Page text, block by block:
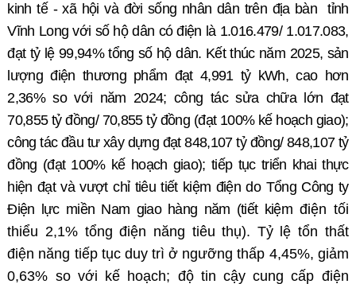
kinh tế - xã hội và đời sống nhân dân trên địa bàn
tỉnh
Vĩnh Long với số hộ dân có điện là 1.016.479/ 1.017.083,
đạt tỷ lệ 99,94% tổng số hộ dân. Kết thúc năm 2025, sản
lượng điện thương phẩm đạt 4,991 tỷ kWh, cao hơn
2,36% so với năm 2024; công tác sửa chữa lớn đạt
70,855 tỷ đồng/ 70,855 tỷ đồng (đạt 100% kế hoạch giao);
công tác đầu tư xây dựng đạt 848,107 tỷ đồng/ 848,107 tỷ
đồng (đạt 100% kế hoạch giao); tiếp tục triển khai thực
hiện đạt và vượt chỉ tiêu tiết kiệm điện do Tổng Công ty
Điện lực miền Nam giao hàng năm (tiết kiệm điện tối
thiểu 2,1% tổng điện năng tiêu thụ). Tỷ lệ tổn thất
điện năng tiếp tục duy trì ở ngưỡng thấp 4,45%, giảm
0,63% so với kế hoạch; độ tin cậy cung cấp điện